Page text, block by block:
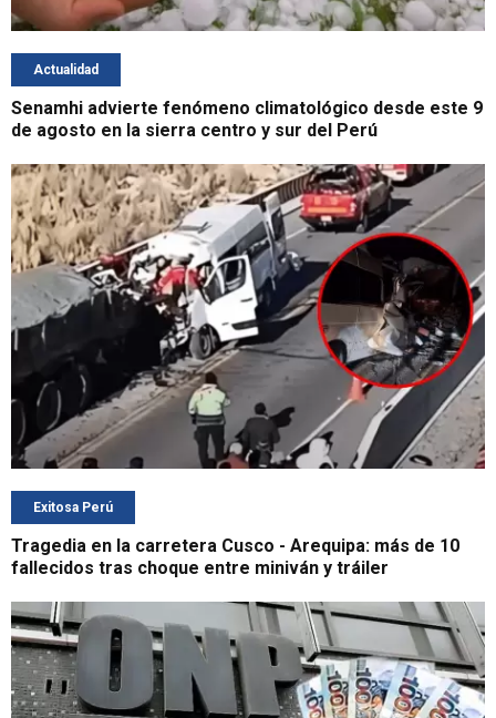
Actualidad
Senamhi advierte fenómeno climatológico desde este 9
de agosto en la sierra centro y sur del Perú
Exitosa Perú
Tragedia en la carretera Cusco - Arequipa: más de 10
fallecidos tras choque entre miniván y tráiler